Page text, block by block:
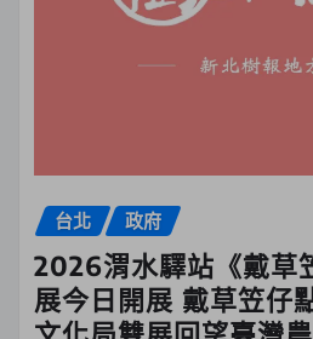
台北 政府
2026渭水驛站《戴草
展今日開展 戴草笠仔